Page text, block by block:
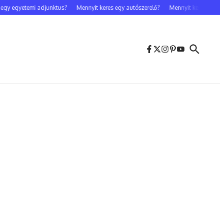
adjunktus? Mennyit keres egy autószerelő? Mennyit keres egy